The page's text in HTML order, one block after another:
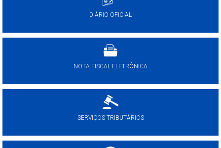
DIÁRIO OFICIAL
NOTA FISCAL ELETRÔNICA
SERVIÇOS TRIBUTÁRIOS